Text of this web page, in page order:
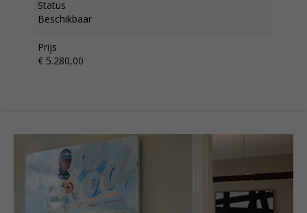
Status
Beschikbaar
Prijs
€ 5.280,00